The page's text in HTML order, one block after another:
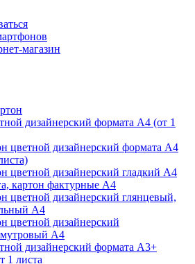
дизайнерский формата А4 (от 1
цветной дизайнерский формата А4
цветной дизайнерский гладкий А4
картон фактурные А4
цветной дизайнерский глянцевый,
А4
цветной дизайнерский
А4
дизайнерский формата А3+
1 листа